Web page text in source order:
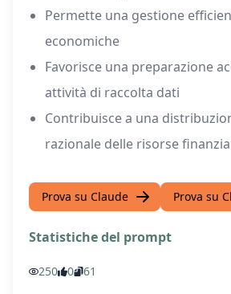
Permette una gestione
economiche
Favorisce una preparazione
attività di raccolta dati
Contribuisce a una
razionale delle risorse
Prova su Claude Prova su
Statistiche del prompt
250 0 61